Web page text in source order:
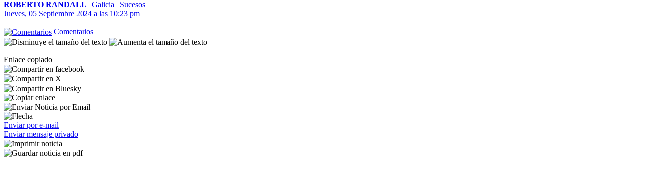
ROBERTO RANDALL | Galicia | Sucesos
Jueves, 05 Septiembre 2024 a las 10:23 pm
Comentarios
Enlace copiado
Enviar por e-mail
Enviar mensaje privado